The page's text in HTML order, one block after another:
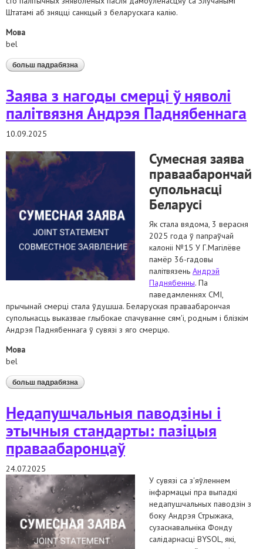
Штатамі аб зняцці санкцый з беларускага калію.
Мова
bel
больш падрабязна аб праваабаронцы: "вызваленне палітычных
зняволеных – неабходны, але недастатковы крок"
Заява з нагоды смерці ў няволі
палітвязня Андрэя Паднябеннага
10.09.2025
Сумесная заява
праваабарончай
супольнасці
Беларусі
Як стала вядома, 3 верасня
2025 года ў папраўчай
калоніі №15 У Г.Магілёве
памёр 36-гадовы
палітвязень Андрэй
Паднябенны. Па
паведамленнях СМІ,
прычынай смерці стала ўдушша. Беларуская праваабарончая
супольнасць выказвае глыбокае спачуванне сям'і, родным і блізкім
Андрэя Паднябеннага ў сувязі з яго смерцю.
Мова
bel
больш падрабязна аб заява з нагоды смерці ў няволі палітвязня
андрэя паднябеннага
Недапушчальныя паводзіны і
этычныя стандарты: пазіцыя
праваабаронцаў
24.07.2025
У сувязі са з'яўленнем
інфармацыі пра выпадкі
недапушчальных паводзін з
боку Андрэя Стрыжака,
сузаснавальніка Фонду
салідарнасці BYSOL, які,